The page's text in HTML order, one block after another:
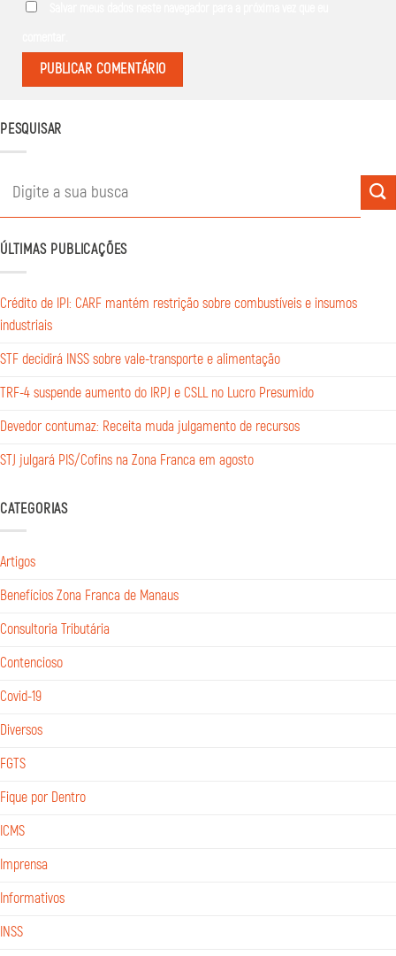
PESQUISAR
ÚLTIMAS PUBLICAÇÕES
Crédito de IPI: CARF mantém restrição sobre combustíveis e insumos
industriais
STF decidirá INSS sobre vale-transporte e alimentação
TRF-4 suspende aumento do IRPJ e CSLL no Lucro Presumido
Devedor contumaz: Receita muda julgamento de recursos
STJ julgará PIS/Cofins na Zona Franca em agosto
CATEGORIAS
Artigos
Benefícios Zona Franca de Manaus
Consultoria Tributária
Contencioso
Covid-19
Diversos
FGTS
Fique por Dentro
ICMS
Imprensa
Informativos
INSS